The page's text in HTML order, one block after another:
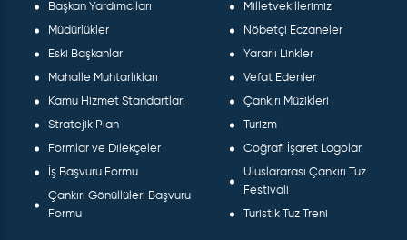
Başkan Yardımcıları
Müdürlükler
Eski Başkanlar
Mahalle Muhtarlıkları
Kamu Hizmet Standartları
Stratejik Plan
Formlar ve Dilekçeler
İş Başvuru Formu
Çankırı Gönüllüleri Başvuru
Formu
Milletvekillerimiz
Nöbetçi Eczaneler
Yararlı Linkler
Vefat Edenler
Çankırı Müzikleri
Turizm
Coğrafi İşaret Logolar
Uluslararası Çankırı Tuz
Festivali
Turistik Tuz Treni